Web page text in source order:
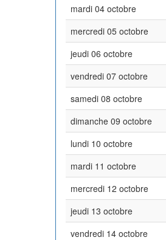
mardi 04 octobre
mercredi 05 octobre
jeudi 06 octobre
vendredi 07 octobre
samedi 08 octobre
dimanche 09 octobre
lundi 10 octobre
mardi 11 octobre
mercredi 12 octobre
jeudi 13 octobre
vendredi 14 octobre